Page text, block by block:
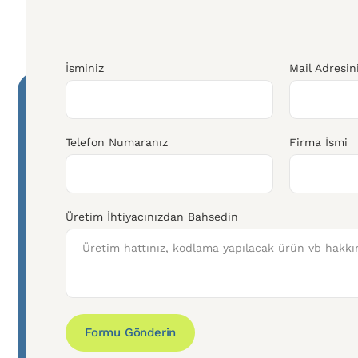
İsminiz Mail
Telefon Numaranız Firma İsmi
Üretim İhtiyacınızdan Bahsedin
Formu Gönderin